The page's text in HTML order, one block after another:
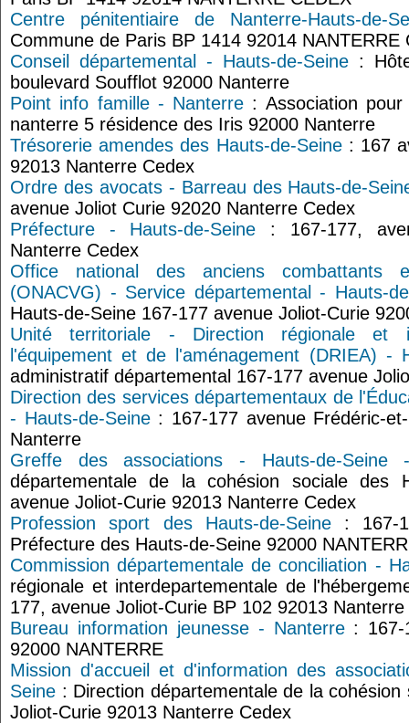
Centre pénitentiaire de Nanterre-Hauts-de-
Commune de Paris BP 1414 92014 NANTERRE
Conseil départemental - Hauts-de-Seine :
boulevard Soufflot 92000 Nanterre
Point info famille - Nanterre : Association
nanterre 5 résidence des Iris 92000 Nanterre
Trésorerie amendes des Hauts-de-Seine: 167
92013 Nanterre Cedex
Ordre des avocats - Barreau des Hauts-de-
avenue Joliot Curie 92020 Nanterre Cedex
Préfecture - Hauts-de-Seine : 167-177,
Nanterre Cedex
Office national des anciens combattants
(ONACVG) - Service départemental - Hauts-
Hauts-de-Seine 167-177 avenue Joliot-Curie
Unité territoriale - Direction régionale et
l'équipement et de l'aménagement (DRIEA) -
administratif départemental 167-177 avenue
Direction des services départementaux de
- Hauts-de-Seine: 167-177 avenue Frédéric-
Nanterre
Greffe des associations - Hauts-de-Seine
départementale de la cohésion sociale des
avenue Joliot-Curie 92013 Nanterre Cedex
Profession sport des Hauts-de-Seine: 167-
Préfecture des Hauts-de-Seine 92000
Commission départementale de conciliation -
régionale et interdepartementale de
177, avenue Joliot-Curie BP 102 92013 Nanterre
Bureau information jeunesse - Nanterre: 167-
92000 NANTERRE
Mission d'accueil et d'information des
Seine : Direction départementale de la
Joliot-Curie 92013 Nanterre Cedex